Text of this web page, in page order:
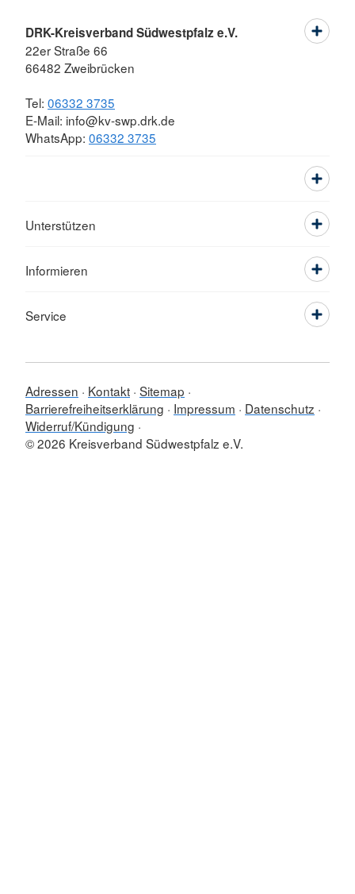
DRK-Kreisverband Südwestpfalz e.V.
22er Straße 66
66482 Zweibrücken
Tel: 06332 3735
E-Mail: info@kv-swp.drk.de
WhatsApp: 06332 3735
Unterstützen
Informieren
Service
Adressen Kontakt Sitemap
Barrierefreiheitserklärung
Impressum
Datenschutz
Widerruf/Kündigung
© 2026 Kreisverband Südwestpfalz e.V.